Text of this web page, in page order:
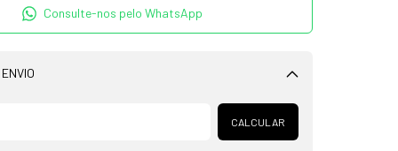
Consulte-nos pelo WhatsApp
Alterar CEP
CALCULAR